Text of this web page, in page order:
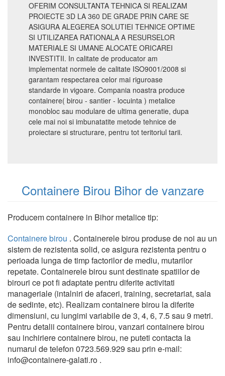
OFERIM CONSULTANTA TEHNICA SI REALIZAM
PROIECTE 3D LA 360 DE GRADE PRIN CARE SE
ASIGURA ALEGEREA SOLUTIEI TEHNICE OPTIME
SI UTILIZAREA RATIONALA A RESURSELOR
MATERIALE SI UMANE ALOCATE ORICAREI
INVESTITII. In calitate de producator am
implementat normele de calitate ISO9001/2008 si
garantam respectarea celor mai riguroase
standarde in vigoare. Compania noastra produce
containere( birou - santier - locuinta ) metalice
monobloc sau modulare de ultima generatie, dupa
cele mai noi si imbunatatite metode tehnice de
proiectare si structurare, pentru tot teritoriul tarii.
Containere Birou Bihor de vanzare
Producem containere in Bihor metalice tip:
Containere birou . Containerele birou produse de noi au un
sistem de rezistenta solid, ce asigura rezistenta pentru o
perioada lunga de timp factorilor de mediu, mutarilor
repetate. Containerele birou sunt destinate spatiilor de
birouri ce pot fi adaptate pentru diferite activitati
manageriale (intalniri de afaceri, training, secretariat, sala
de sedinte, etc). Realizam containere birou la diferite
dimensiuni, cu lungimi variabile de 3, 4, 6, 7.5 sau 9 metri.
Pentru detalii containere birou, vanzari containere birou
sau inchiriere containere birou, ne puteti contacta la
numarul de telefon 0723.569.929 sau prin e-mail:
info@containere-galati.ro .